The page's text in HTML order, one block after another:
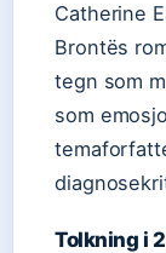
Catherine
Brontës
tegn som
som
Tolkning i